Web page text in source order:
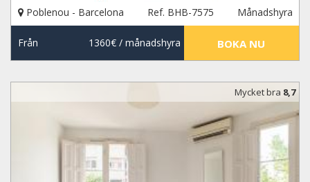
Poblenou - Barcelona
Ref. BHB-7575 Månadshyra
Från 1360€/ månadshyra BOKA NU
Mycket bra 8,7